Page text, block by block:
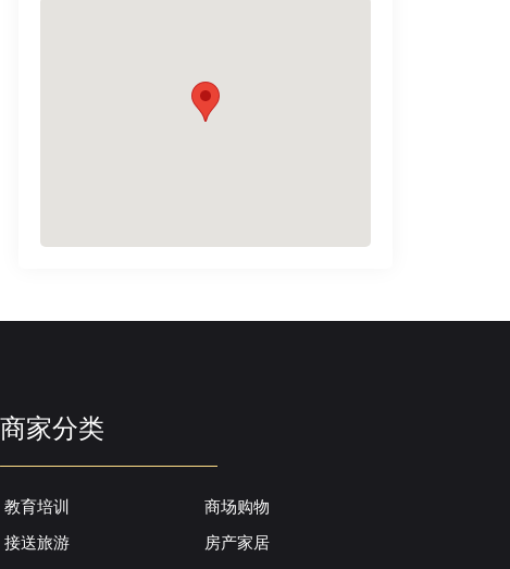
商家分类
教育培训
商场购物
接送旅游
房产家居